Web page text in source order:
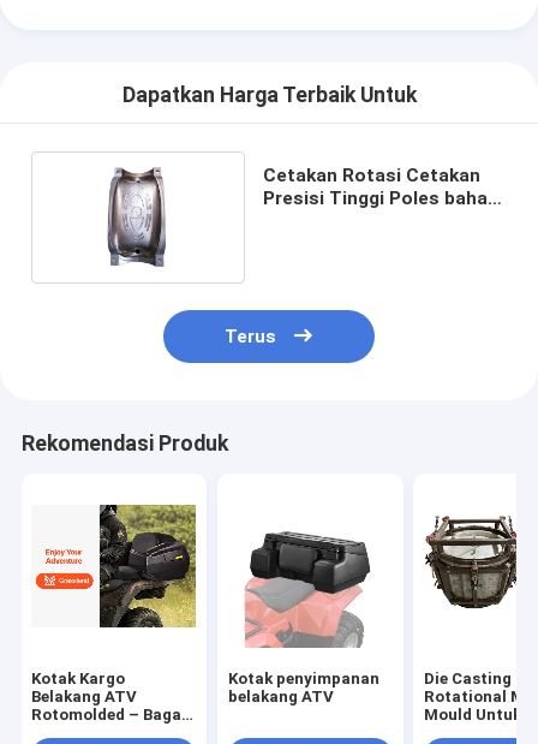
Dapatkan Harga Terbaik Untuk
Cetakan Rotasi Cetakan
Presisi Tinggi Poles bahan
Terus
Rekomendasi Produk
Kotak Kargo
Belakang ATV
Rotomolded – Bagasi
Kotak penyimpanan
belakang ATV
Die Casting
Rotational
Mould Untuk